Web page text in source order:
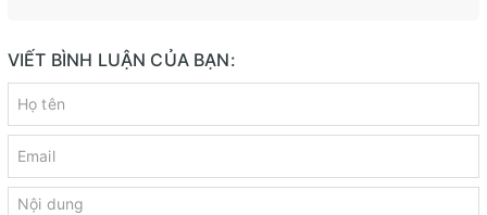
VIẾT BÌNH LUẬN CỦA BẠN: